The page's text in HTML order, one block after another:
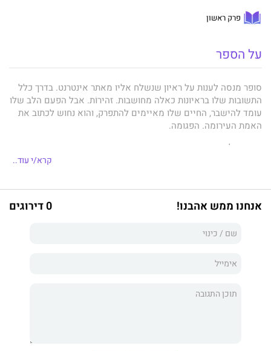
פרק ראשון
על הספר
סופר מנסה לענות על ראיון שנשלח אליו מאתר אינטרנט. בדרך כלל
התשובות שלו בראיונות כאלה מחושבות. זהירוֹת. אבל הפעם הלב שלו
עומד להישבר, החיים שלו מאיימים להתפרק, והוא נחוש לכתוב את
האמת העירומה. הפגומה.
הוא רק לא בטוח שהוא זוכר איך עושים את זה.
כל שאלה בראיון האחרון היא חור מנעול שקשה להתיק ממנו את
זהו רומן מפתיע, מתעתע, מענג ונוגע ללב, שהאינטימיות שהוא יוצר
ספריו הקודמים של
קרא/י עוד..
אנחנו ממש אהבנו! 0 דירוגים